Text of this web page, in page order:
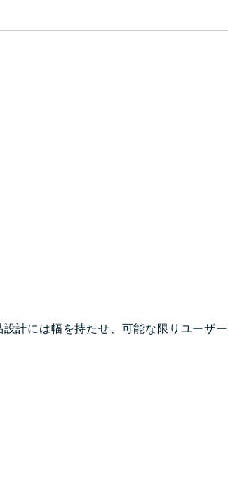
計には幅を持たせ、可能な限りユーザ